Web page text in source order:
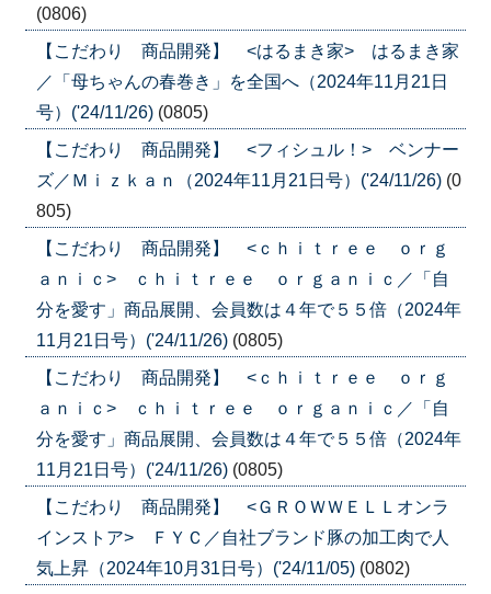
(0806)
【こだわり 商品開発】 <はるまき家> はるまき家
／「母ちゃんの春巻き」を全国へ（2024年11月21日
号）('24/11/26) (0805)
【こだわり 商品開発】 <フィシュル！> ベンナー
ズ／Ｍｉｚｋａｎ（2024年11月21日号）('24/11/26) (0
805)
【こだわり 商品開発】 <ｃｈｉｔｒｅｅ ｏｒｇ
ａｎｉｃ> ｃｈｉｔｒｅｅ ｏｒｇａｎｉｃ／「自
分を愛す」商品展開、会員数は４年で５５倍（2024年
11月21日号）('24/11/26) (0805)
【こだわり 商品開発】 <ｃｈｉｔｒｅｅ ｏｒｇ
ａｎｉｃ> ｃｈｉｔｒｅｅ ｏｒｇａｎｉｃ／「自
分を愛す」商品展開、会員数は４年で５５倍（2024年
11月21日号）('24/11/26) (0805)
【こだわり 商品開発】 <ＧＲＯＷＷＥＬＬオンラ
インストア> ＦＹＣ／自社ブランド豚の加工肉で人
気上昇（2024年10月31日号）('24/11/05) (0802)